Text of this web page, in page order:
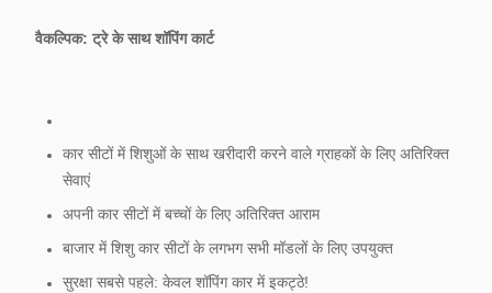
वैकल्पिक: ट्रे के साथ शॉपिंग कार्ट
कार सीटों में शिशुओं के साथ खरीदारी करने वाले ग्राहकों के लिए अतिरिक्त
सेवाएं
अपनी कार सीटों में बच्चों के लिए अतिरिक्त आराम
बाजार में शिशु कार सीटों के लगभग सभी मॉडलों के लिए उपयुक्त
सुरक्षा सबसे पहले: केवल शॉपिंग कार में इकट्ठे!